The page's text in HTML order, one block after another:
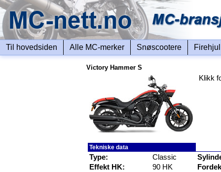
Til hovedsiden Alle MC-merker Snøscootere
Victory Hammer S
Klikk
Tekniske data
Type:
Classic
Effekt HK:
90 HK